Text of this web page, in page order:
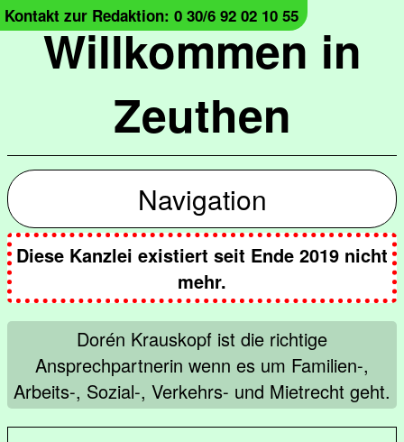
Willkommen in
Zeuthen
Kontakt zur Redaktion: 0 30/6 92 02 10 55
Navigation
Diese Kanzlei existiert seit Ende 2019 nicht
mehr.
Dorén Krauskopf ist die richtige
Ansprechpartnerin wenn es um Familien-,
Arbeits-, Sozial-, Verkehrs- und Mietrecht geht.